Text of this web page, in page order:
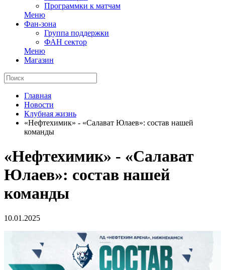
Программки к матчам
Меню
Фан-зона
Группа поддержки
ФАН сектор
Меню
Магазин
Главная
Новости
Клубная жизнь
«Нефтехимик» - «Салават Юлаев»: состав нашей
команды
«Нефтехимик» - «Салават
Юлаев»: состав нашей
команды
10.01.2025